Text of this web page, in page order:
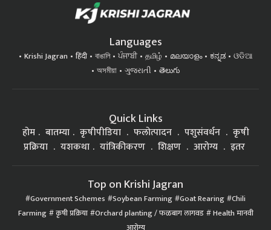
Languages
Krishi Jagran हिंदी বাঙালি ਪੰਜਾਬੀ தமிழ் മലയാളം ಕನ್ನಡ
ଓଡିଆ
অসমীয়া
ગુજરાતી తెలుగు
Quick Links
होम बातम्या कृषीपीडिया फलोत्पादन पशुसंवर्धन
कृषी
प्रक्रिया
यशकथा यांत्रिकीकरण शिक्षण आरोग्य इतर
Top on Krishi Jagran
Government Schemes Soybean Farming Goat Rearing Chili
Farming कृषी प्रक्रिया Orchard planting / फळबाग लागवड Health मानवी